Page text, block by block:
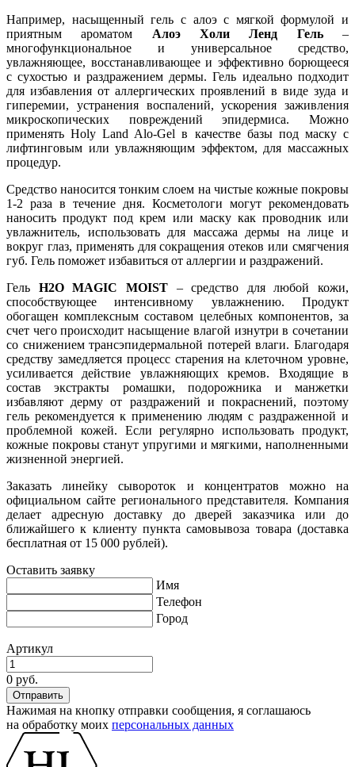
Например, насыщенный гель с алоэ с мягкой формулой и
приятным ароматом Алоэ Холи Ленд Гель–
многофункциональное и универсальное средство,
увлажняющее, восстанавливающее и эффективно борющееся
с сухостью и раздражением дермы. Гель идеально подходит
для избавления от аллергических проявлений в виде зуда и
гиперемии, устранения воспалений, ускорения заживления
микроскопических повреждений эпидермиса. Можно
применять Holy Land Alo-Gel в качестве базы под маску с
лифтинговым или увлажняющим эффектом, для массажных
процедур.
Средство наносится тонким слоем на чистые кожные покровы
1-2 раза в течение дня. Косметологи могут рекомендовать
наносить продукт под крем или маску как проводник или
увлажнитель, использовать для массажа дермы на лице и
вокруг глаз, применять для сокращения отеков или смягчения
губ. Гель поможет избавиться от аллергии и раздражений.
Гель H2O MAGIC MOIST– средство для любой кожи,
способствующее интенсивному увлажнению. Продукт
обогащен комплексным составом целебных компонентов, за
счет чего происходит насыщение влагой изнутри в сочетании
со снижением трансэпидермальной потерей влаги. Благодаря
средству замедляется процесс старения на клеточном уровне,
усиливается действие увлажняющих кремов. Входящие в
состав экстракты ромашки, подорожника и манжетки
избавляют дерму от раздражений и покраснений, поэтому
гель рекомендуется к применению людям с раздраженной и
проблемной кожей. Если регулярно использовать продукт,
кожные покровы станут упругими и мягкими, наполненными
жизненной энергией.
Заказать линейку сывороток и концентратов можно на
официальном сайте регионального представителя. Компания
делает адресную доставку до дверей заказчика или до
ближайшего к клиенту пункта самовывоза товара (доставка
бесплатная от 15 000 рублей).
Оставить заявку
Имя
Телефон
Город
Артикул
0 руб.
Нажимая на кнопку отправки сообщения, я соглашаюсь
на обработку моих персональных данных